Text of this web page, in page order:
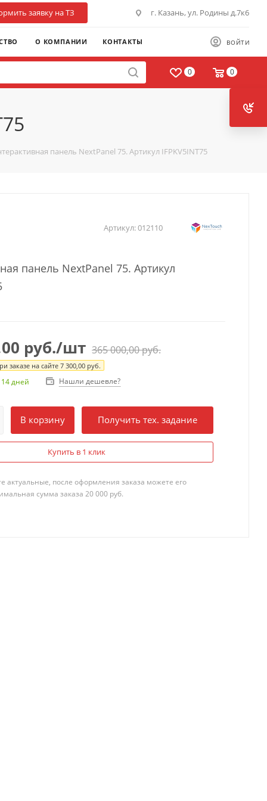
заявку на ТЗ г. Казань, ул. Родины д.7к6
ВОЙТИ
О КОМПАНИИ КОНТАКТЫ
0 0
панель NextPanel 75. Артикул IFPKV5INT75
Артикул:012110
панель NextPanel 75. Артикул
руб./шт 365 000,00руб.
заказе на сайте 7 300,00 руб.
дней Нашли дешевле?
В корзину Получить тех. задание
Купить в 1 клик
актуальные, после оформления заказа можете его
сумма заказа 20 000 руб.